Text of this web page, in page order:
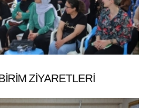
ZİYARETLERİ